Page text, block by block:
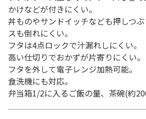
かけなどが付きにくい。
丼ものやサンドイッチなども押しつ
スも倒れにくい。
フタは4点ロックで汁漏れしにくい。
高い仕切りでおかずが片寄りにくい。
フタを外して電子レンジ加熱可能。
食洗機にも対応。
弁当箱1/2に入るご飯の量、茶碗(約